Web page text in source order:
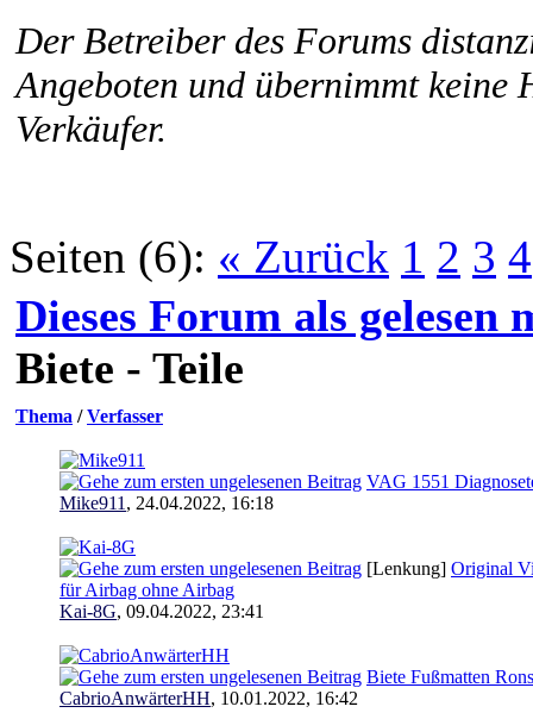
Der Betreiber des Forums
Angeboten und übernimmt keine
Verkäufer.
Seiten (6): « Zurück 1 2 3 4
Dieses Forum als gelesen
Biete - Teile
Thema /Verfasser
VAG 1551
Mike911 , 24.04.2022, 16:18
[Lenkung] Original
für Airbag ohne Airbag
Kai-8G, 09.04.2022, 23:41
Biete Fußmatten
CabrioAnwärterHH, 10.01.2022, 16:42